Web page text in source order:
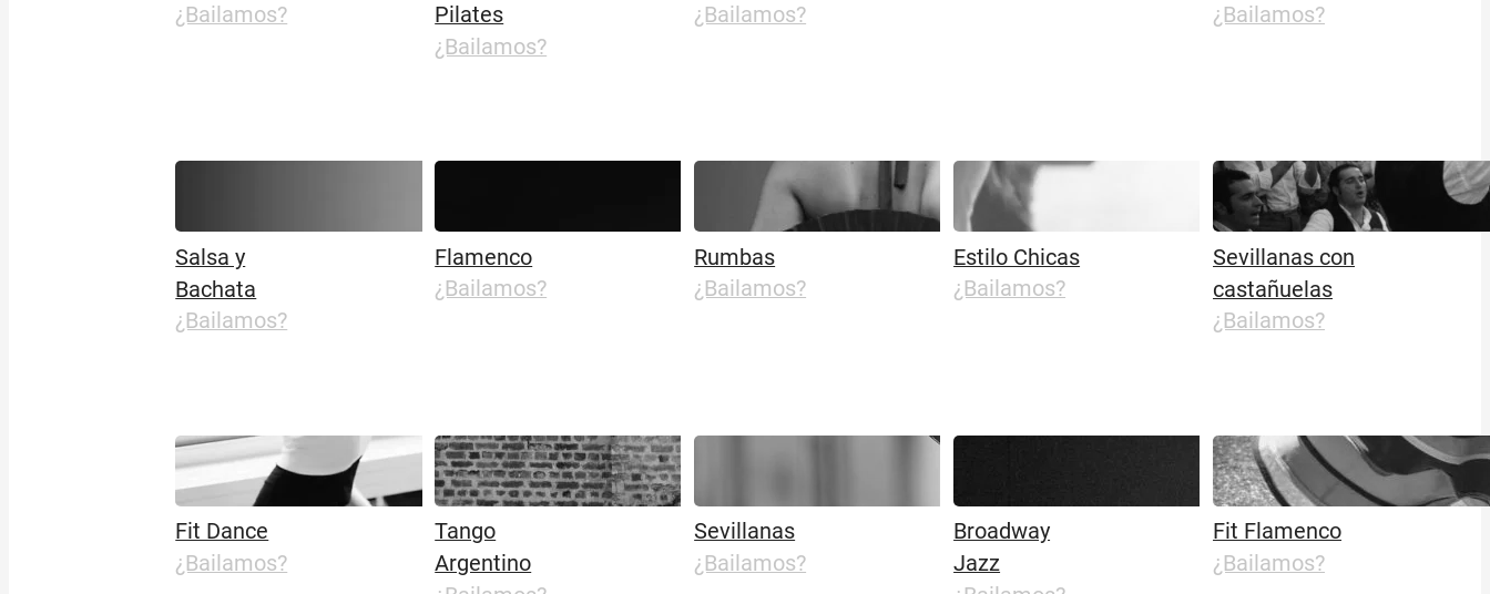
¿Bailamos?
Pilates
¿Bailamos?
¿Bailamos?
¿Bailamos?
Salsa y
Bachata
¿Bailamos?
Flamenco
¿Bailamos?
Rumbas
¿Bailamos?
Estilo Chicas
¿Bailamos?
Sevillanas con
castañuelas
¿Bailamos?
Fit Dance
¿Bailamos?
Tango
Argentino
Sevillanas
¿Bailamos?
Broadway
Jazz
Fit Flamenco
¿Bailamos?